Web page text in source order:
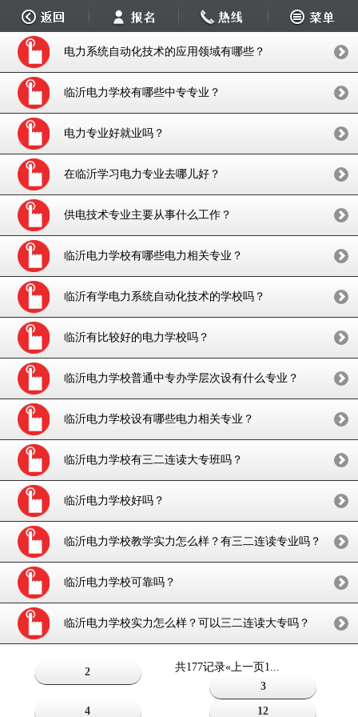
电力系统自动化技术的应用领域有哪些？
临沂电力学校有哪些中专专业？
电力专业好就业吗？
在临沂学习电力专业去哪儿好？
供电技术专业主要从事什么工作？
临沂电力学校有哪些电力相关专业？
临沂有学电力系统自动化技术的学校吗？
临沂有比较好的电力学校吗？
临沂电力学校普通中专办学层次设有什么专业？
临沂电力学校设有哪些电力相关专业？
临沂电力学校有三二连读大专班吗？
临沂电力学校好吗？
临沂电力学校教学实力怎么样？有三二连读专业吗？
临沂电力学校可靠吗？
临沂电力学校实力怎么样？可以三二连读大专吗？
共177记录«上一页1
2
3
4
...
12